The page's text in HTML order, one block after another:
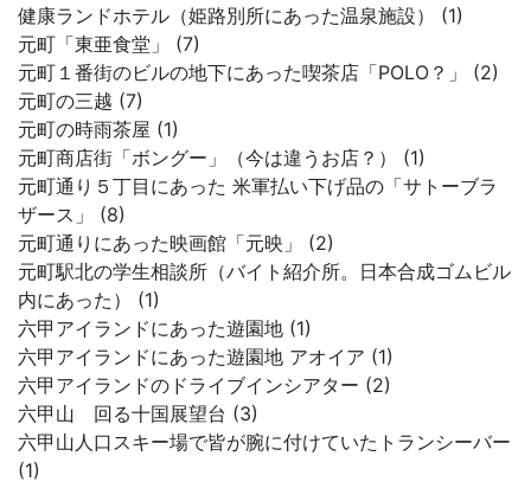
健康ランドホテル（姫路別所にあった温泉施設） (1)
元町「東亜食堂」 (7)
元町１番街のビルの地下にあった喫茶店「POLO？」 (2)
元町の三越 (7)
元町の時雨茶屋 (1)
元町商店街「ボングー」（今は違うお店？） (1)
元町通り５丁目にあった 米軍払い下げ品の「サトーブラ
ザース」 (8)
元町通りにあった映画館「元映」 (2)
元町駅北の学生相談所（バイト紹介所。日本合成ゴムビル
内にあった） (1)
六甲アイランドにあった遊園地 (1)
六甲アイランドにあった遊園地 アオイア (1)
六甲アイランドのドライブインシアター (2)
六甲山 回る十国展望台 (3)
六甲山人口スキー場で皆が腕に付けていたトランシーバー
(1)